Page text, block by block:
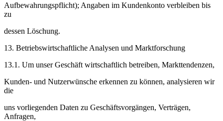
Aufbewahrungspflicht); Angaben im Kundenkonto verbleiben bis
zu
dessen Löschung.
13. Betriebswirtschaftliche Analysen und Marktforschung
13.1. Um unser Geschäft wirtschaftlich betreiben, Markttendenzen,
Kunden- und Nutzerwünsche erkennen zu können, analysieren wir
die
uns vorliegenden Daten zu Geschäftsvorgängen, Verträgen,
Anfragen,